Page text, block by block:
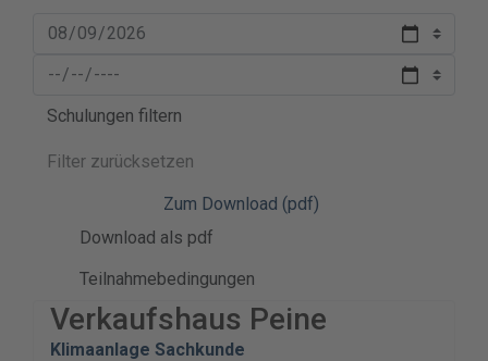
Schulungen filtern
Filter zurücksetzen
Zum Download (pdf)
Download als pdf
Teilnahmebedingungen
Verkaufshaus Peine
Klimaanlage Sachkunde